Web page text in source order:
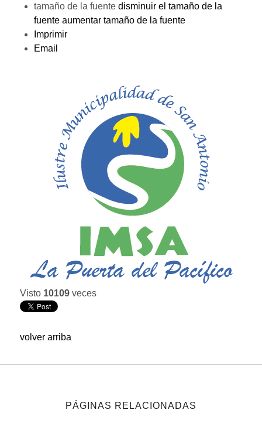
tamaño de la fuente disminuir el tamaño de la
fuente aumentar tamaño de la fuente
Imprimir
Email
Visto 10109 veces
volver arriba
PÁGINAS RELACIONADAS